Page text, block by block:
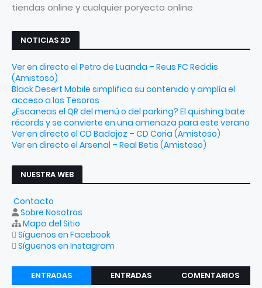
tiendas online y cualquier poryecto online
NOTICIAS 2D
Ver en directo el Petro de Luanda – Reus FC Reddis
(Amistoso)
Black Desert Mobile simplifica su contenido y amplía el
acceso a los Tesoros
¿Escaneas el QR del menú o del parking? El quishing bate
récords y se convierte en una amenaza para este verano
Ver en directo el CD Badajoz – CD Coria (Amistoso)
Ver en directo el Arsenal – Real Betis (Amistoso)
NUESTRA WEB
Contacto
Sobre Nosotros
Mapa del Sitio
Síguenos en Facebook
Síguenos en Instagram
ENTRADAS
ENTRADAS
COMENTARIOS